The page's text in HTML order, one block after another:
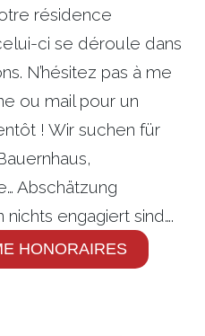
résidence
ci se déroule dans
N’hésitez pas à me
ou mail pour un
! Wir suchen für
Abschätzung
engagiert sind….
HONORAIRES